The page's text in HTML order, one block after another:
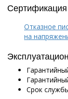
Сертификация
Отказное
на
Срок